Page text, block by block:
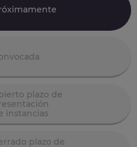
plazo de
instancias
plazo de